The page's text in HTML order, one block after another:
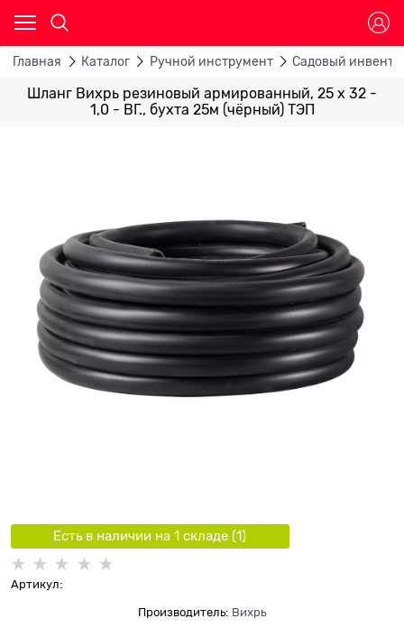
Главная Каталог Ручной инструмент Садовый
Шланг Вихрь резиновый армированный, 25 х 32 -
1,0 - ВГ., бухта 25м (чёрный) ТЭП
Есть в наличии на 1 складe (1)
Артикул:
Производитель: Вихрь